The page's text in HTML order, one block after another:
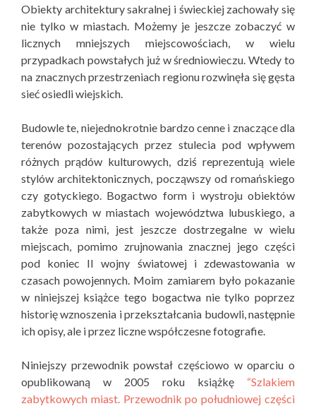
Obiekty architektury sakralnej i świeckiej zachowały się
nie tylko w miastach. Możemy je jeszcze zobaczyć w
licznych mniejszych miejscowościach, w wielu
przypadkach powstałych już w średniowieczu. Wtedy to
na znacznych przestrzeniach regionu rozwinęła się gęsta
sieć osiedli wiejskich.
Budowle te, niejednokrotnie bardzo cenne i znaczące dla
terenów pozostających przez stulecia pod wpływem
różnych prądów kulturowych, dziś reprezentują wiele
stylów architektonicznych, począwszy od romańskiego
czy gotyckiego. Bogactwo form i wystroju obiektów
zabytkowych w miastach województwa lubuskiego, a
także poza nimi, jest jeszcze dostrzegalne w wielu
miejscach, pomimo zrujnowania znacznej jego części
pod koniec II wojny światowej i zdewastowania w
czasach powojennych. Moim zamiarem było pokazanie
w niniejszej książce tego bogactwa nie tylko poprzez
historię wznoszenia i przekształcania budowli, następnie
ich opisy, ale i przez liczne współczesne fotografie.
Niniejszy przewodnik powstał częściowo w oparciu o
opublikowaną w 2005 roku książkę “Szlakiem
zabytkowych miast. Przewodnik po południowej części